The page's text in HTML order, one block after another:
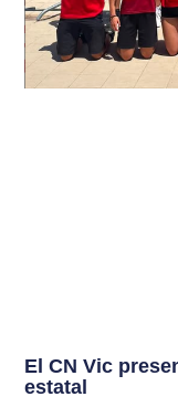
El CN Vic
estatal